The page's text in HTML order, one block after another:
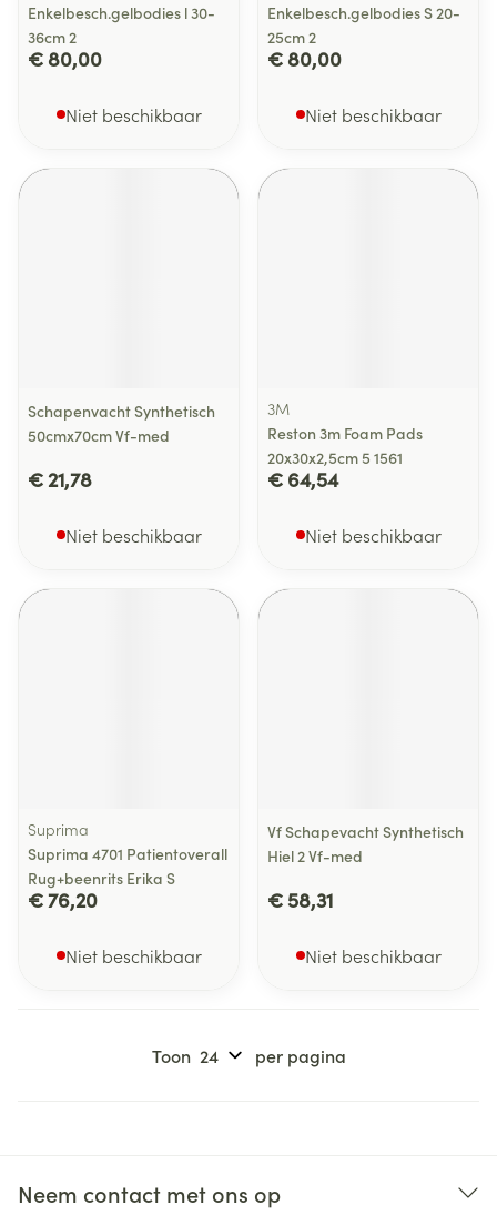
Enkelbesch.gelbodies l 30-
36cm 2
€ 80,00
Niet beschikbaar
Enkelbesch.gelbodies S 20-
25cm 2
€ 80,00
Niet beschikbaar
Schapenvacht Synthetisch
50cmx70cm Vf-med
€ 21,78
Niet beschikbaar
3M
Reston 3m Foam Pads
20x30x2,5cm 5 1561
€ 64,54
Niet beschikbaar
Suprima
Suprima 4701 Patientoverall
Rug+beenrits Erika S
€ 76,20
Niet beschikbaar
Vf Schapevacht Synthetisch
Hiel 2 Vf-med
€ 58,31
Niet beschikbaar
Toon per pagina
Neem contact met ons op